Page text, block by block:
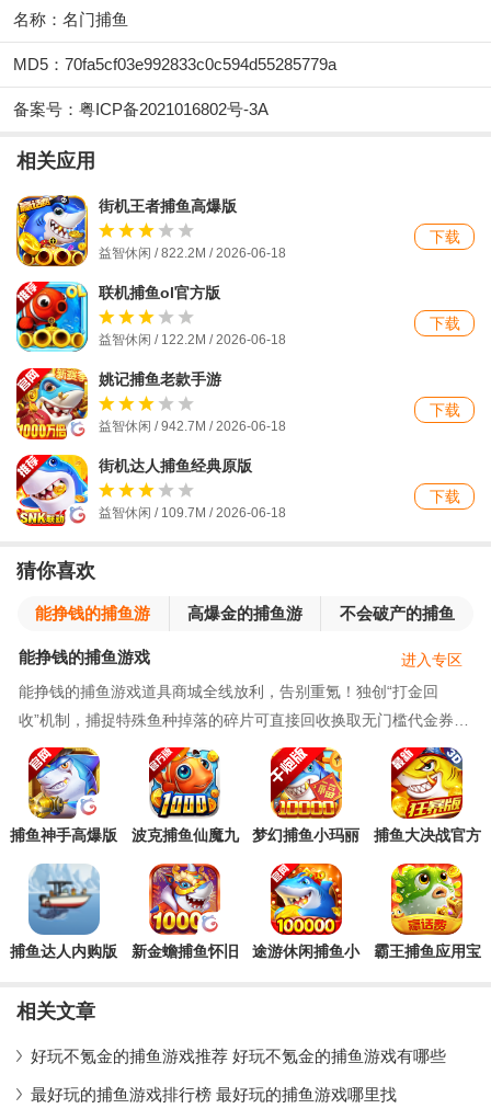
名称：名门捕鱼
MD5：70fa5cf03e992833c0c594d55285779a
备案号：粤ICP备2021016802号-3A
相关应用
街机王者捕鱼高爆版
益智休闲 / 822.2M /2026-06-18
下载
联机捕鱼ol官方版
益智休闲 / 122.2M /2026-06-18
下载
姚记捕鱼老款手游
益智休闲 / 942.7M /2026-06-18
下载
街机达人捕鱼经典原版
益智休闲 / 109.7M /2026-06-18
下载
猜你喜欢
能挣钱的捕鱼游
戏
高爆金的捕鱼游
不会破产的捕鱼
游戏
能挣钱的捕鱼游戏
能挣钱的捕鱼游戏道具商城全线放利，告别重氪！独创“打金回
收”机制，捕捉特殊鱼种掉落的碎片可直接回收换取无门槛代金券，
真正实现“以鱼养鱼”，金币越打越多。支持最高
进入专区
捕鱼神手高爆版
波克捕鱼仙魔九
梦幻捕鱼小玛丽
捕鱼大决战官方
捕鱼达人内购版
新金蟾捕鱼怀旧
途游休闲捕鱼小
霸王捕鱼应用宝
相关文章
好玩不氪金的捕鱼游戏推荐 好玩不氪金的捕鱼游戏有哪些
最好玩的捕鱼游戏排行榜 最好玩的捕鱼游戏哪里找